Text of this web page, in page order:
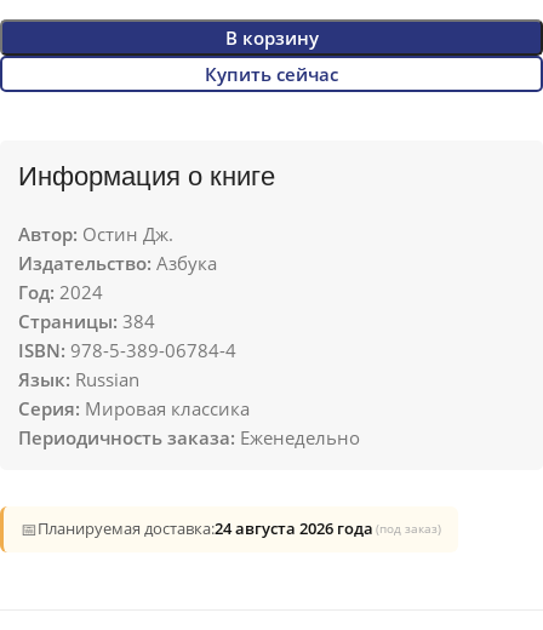
В корзину
Купить сейчас
Информация о книге
Автор: Остин Дж.
Издательство: Азбука
Год: 2024
Страницы: 384
ISBN: 978-5-389-06784-4
Язык: Russian
Серия: Мировая классика
Периодичность заказа: Еженедельно
📅Планируемая доставка:24 августа 2026 года (под заказ)